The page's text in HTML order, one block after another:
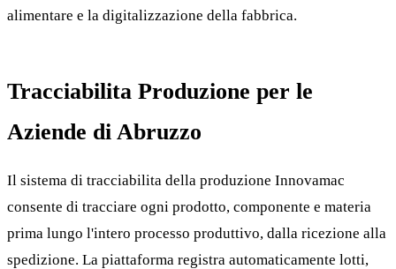
alimentare e la digitalizzazione della fabbrica.
Tracciabilita Produzione per le
Aziende di Abruzzo
Il sistema di tracciabilita della produzione Innovamac
consente di tracciare ogni prodotto, componente e materia
prima lungo l'intero processo produttivo, dalla ricezione alla
spedizione. La piattaforma registra automaticamente lotti,